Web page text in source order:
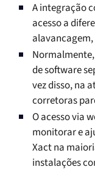
A integração
acesso a
de software
vez disso, na
corretoras
O acesso via
monitorar e
Xact na
instalações